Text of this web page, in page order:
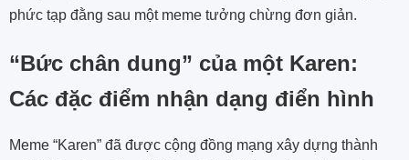
phức tạp đằng sau một meme tưởng chừng đơn giản.
“Bức chân dung” của một Karen:
Các đặc điểm nhận dạng điển hình
Meme “Karen” đã được cộng đồng mạng xây dựng thành